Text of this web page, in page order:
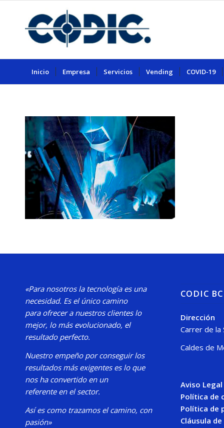
Inicio Empresa Servicios Vending COVID-19
«Para nosotros la tecnología es una
necesidad. Es el único camino
para ofrecer a nuestros clientes lo
mejor, lo más evolucionado, el
resultado perfecto.
Nuestro empeño por conseguir los
resultados más exigentes es lo que
nos ha convertido en un
referente en el sector.
Así es como trazamos el camino, con
pasión»
CODIC
Dirección
Carrer de la
Caldes de
Aviso Legal
Política de
Política de
Cláusula